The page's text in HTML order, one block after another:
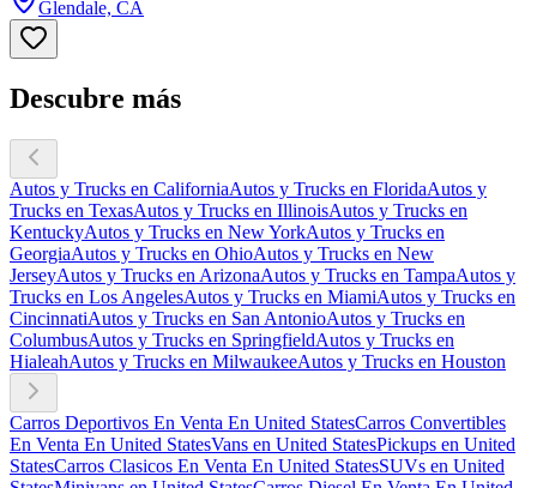
Glendale, CA
Descubre más
Autos y Trucks en CaliforniaAutos y Trucks en FloridaAutos y
Trucks en TexasAutos y Trucks en IllinoisAutos y Trucks en
KentuckyAutos y Trucks en New YorkAutos y Trucks en
GeorgiaAutos y Trucks en OhioAutos y Trucks en New
JerseyAutos y Trucks en ArizonaAutos y Trucks en TampaAutos y
Trucks en Los AngelesAutos y Trucks en MiamiAutos y Trucks en
CincinnatiAutos y Trucks en San AntonioAutos y Trucks en
ColumbusAutos y Trucks en SpringfieldAutos y Trucks en
HialeahAutos y Trucks en MilwaukeeAutos y Trucks en Houston
Carros Deportivos En Venta En United StatesCarros Convertibles
En Venta En United StatesVans en United StatesPickups en United
StatesCarros Clasicos En Venta En United StatesSUVs en United